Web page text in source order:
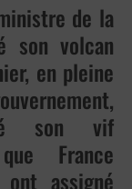
de la
son volcan
en pleine
son vif
France
assigné